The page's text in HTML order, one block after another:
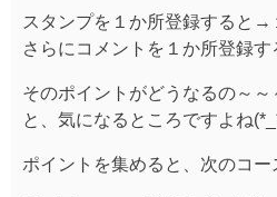
スタンプを１か所登録すると→
さらにコメントを１か所登録
そのポイントがどうなるの～～
と、気になるところですよね
ポイントを集めると、次のコー